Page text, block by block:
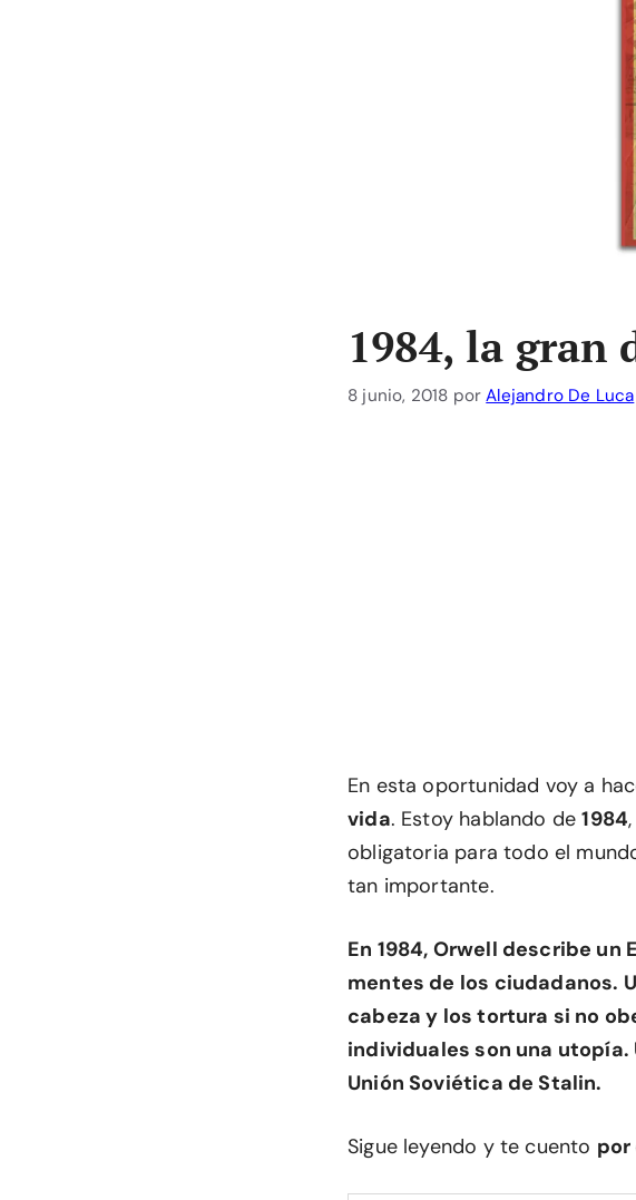
1984, la gran
8 junio, 2018 porAlejandro De Luca
En esta oportunidad voy a
vida. Estoy hablando de1984
obligatoria para todo el
tan importante.
En 1984, Orwell describe
mentes de los ciudadanos.
cabeza y los tortura si no
individuales son una
Unión Soviética de Stalin.
Sigue leyendo y te cuento por